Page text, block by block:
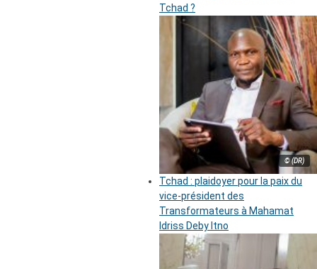
Tchad ?
© (DR)
Tchad : plaidoyer pour la paix du
vice-président des
Transformateurs à Mahamat
Idriss Deby Itno